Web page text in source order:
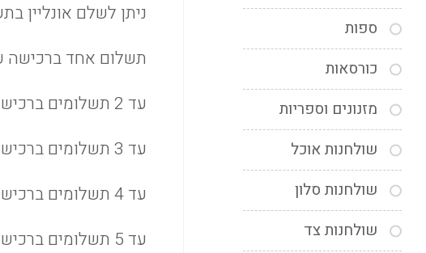
ספות
כורסאות
מזנונים וספריות
שולחנות אוכל
שולחנות סלון
שולחנות צד
ניתן לשלם אונליין
תשלום אחד ברכישה עד
עד 2 תשלומים ברכישה מעל 1000 ₪
עד 3 תשלומים ברכישה מעל 2000 ₪
עד 4 תשלומים ברכישה מעל 3000 ₪
עד 5 תשלומים ברכישה מעל 5000 ₪